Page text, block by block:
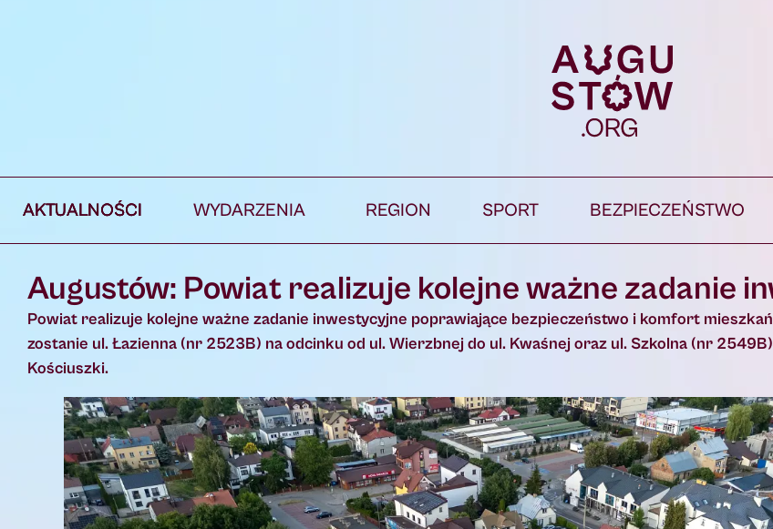
AKTUALNOŚCI WYDARZENIA REGION SPORT BEZPIECZEŃSTWO
Augustów: Powiat realizuje kolejne ważne zadanie
Powiat realizuje kolejne ważne zadanie inwestycyjne poprawiające bezpieczeństwo i komfort
zostanie ul. Łazienna (nr 2523B) na odcinku od ul. Wierzbnej do ul. Kwaśnej oraz ul. Szkolna (nr
Kościuszki.